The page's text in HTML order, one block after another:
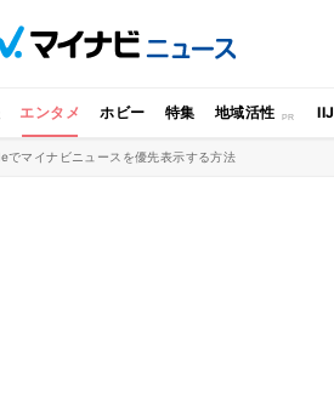
エンタメ ホビー 特集 地域活性 IIJ
でマイナビニュースを優先表示する方法